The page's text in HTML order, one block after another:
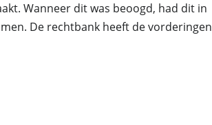
Wanneer dit was beoogd, had dit in
De rechtbank heeft de vorderingen